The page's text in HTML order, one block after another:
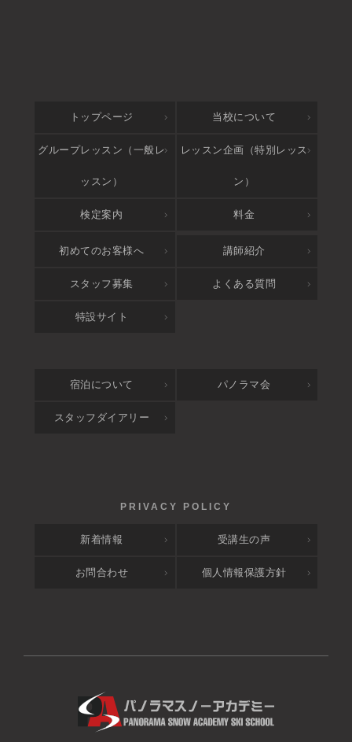
トップページ 当校について
グループレッスン（一般レ
ッスン）
レッスン企画（特別レッス
ン）
検定案内 料金
アクセス
初めてのお客様へ 講師紹介
スタッフ募集 よくある質問
特設サイト
宿泊について パノラマ会
スタッフダイアリー
新着情報 受講生の声
お問合わせ 個人情報保護方針